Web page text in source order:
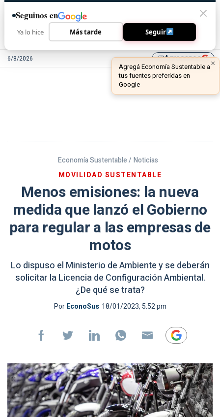
6/8/2026 library_addAgreganos
Economía Sustentable / Noticias
MOVILIDAD SUSTENTABLE
Menos emisiones: la nueva
medida que lanzó el Gobierno
para regular a las empresas de
motos
Lo dispuso el Ministerio de Ambiente y se deberán
solicitar la Licencia de Configuración Ambiental.
¿De qué se trata?
PorEconoSus 18/01/2023, 5:52 pm
Seguinos en
Ya lo hice Más tarde Seguir